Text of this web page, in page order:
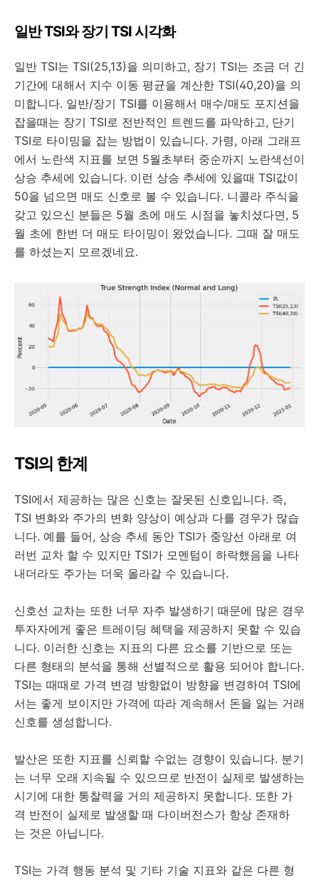
일반 TSI와 장기 TSI 시각화
일반 TSI는 TSI(25,13)을 의미하고, 장기 TSI는 조금 더 긴
기간에 대해서 지수 이동 평균을 계산한 TSI(40,20)을 의
미합니다. 일반/장기 TSI를 이용해서 매수/매도 포지션을
잡을때는 장기 TSI로 전반적인 트렌드를 파악하고, 단기
TSI로 타이밍을 잡는 방법이 있습니다. 가령, 아래 그래프
에서 노란색 지표를 보면 5월초부터 중순까지 노란색선이
상승 추세에 있습니다. 이런 상승 추세에 있을때 TSI값이
50을 넘으면 매도 신호로 볼 수 있습니다. 니콜라 주식을
갖고 있으신 분들은 5월 초에 매도 시점을 놓치셨다면, 5
월 초에 한번 더 매도 타이밍이 왔었습니다. 그때 잘 매도
를 하셨는지 모르겠네요.
TSI의 한계
TSI에서 제공하는 많은 신호는 잘못된 신호입니다. 즉,
TSI 변화와 주가의 변화 양상이 예상과 다를 경우가 많습
니다. 예를 들어, 상승 추세 동안 TSI가 중앙선 아래로 여
러번 교차 할 수 있지만 TSI가 모멘텀이 하락했음을 나타
내더라도 주가는 더욱 올라갈 수 있습니다.
신호선 교차는 또한 너무 자주 발생하기 때문에 많은 경우
투자자에게 좋은 트레이딩 혜택을 제공하지 못할 수 있습
니다. 이러한 신호는 지표의 다른 요소를 기반으로 또는
다른 형태의 분석을 통해 선별적으로 활용 되어야 합니다.
TSI는 때때로 가격 변경 방향없이 방향을 변경하여 TSI에
서는 좋게 보이지만 가격에 따라 계속해서 돈을 잃는 거래
신호를 생성합니다.
발산은 또한 지표를 신뢰할 수없는 경향이 있습니다. 분기
는 너무 오래 지속될 수 있으므로 반전이 실제로 발생하는
시기에 대한 통찰력을 거의 제공하지 못합니다. 또한 가
격 반전이 실제로 발생할 때 다이버전스가 항상 존재하
는 것은 아닙니다.
TSI는 가격 행동 분석 및 기타 기술 지표와 같은 다른 형